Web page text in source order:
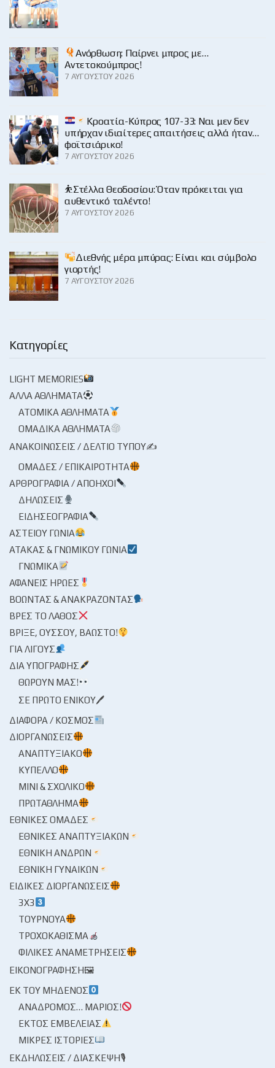
Ανόρθωση: Παίρνει μπρος με…
Αντετοκούμπρος!
7 ΑΥΓΟΎΣΤΟΥ 2026
Κροατία-Κύπρος 107-33: Ναι μεν δεν
υπήρχαν ιδιαίτερες απαιτήσεις αλλά ήταν…
φοϊτσιάρικο!
7 ΑΥΓΟΎΣΤΟΥ 2026
⛹️Στέλλα Θεοδοσίου: Όταν πρόκειται για
αυθεντικό ταλέντο!
7 ΑΥΓΟΎΣΤΟΥ 2026
Διεθνής μέρα μπύρας: Είναι και σύμβολο
γιορτής!
7 ΑΥΓΟΎΣΤΟΥ 2026
Κατηγορίες
LIGHT MEMORIES
ΆΛΛΑ ΑΘΛΉΜΑΤΑ
ΑΤΟΜΙΚΆ ΑΘΛΉΜΑΤΑ
ΟΜΑΔΙΚΆ ΑΘΛΉΜΑΤΑ
ΑΝΑΚΟΙΝΏΣΕΙΣ / ΔΕΛΤΊΟ ΤΎΠΟΥ✍
ΟΜΆΔΕΣ / ΕΠΙΚΑΙΡΌΤΗΤΑ
ΑΡΘΡΟΓΡΑΦΊΑ / ΑΠΌΗΧΟΙ
ΔΗΛΏΣΕΙΣ
ΕΙΔΗΣΕΟΓΡΑΦΊΑ
ΑΣΤΕΊΟΥ ΓΩΝΊΑ
ΑΤΆΚΑΣ & ΓΝΩΜΙΚΟΎ ΓΩΝΊΑ
ΓΝΩΜΙΚΆ
ΑΦΑΝΕΊΣ ΉΡΩΕΣ
ΒΟΏΝΤΑΣ & ΑΝΑΚΡΆΖΟΝΤΑΣ
ΒΡΕΣ ΤΟ ΛΆΘΟΣ
ΒΡΊΞΕ, ΟΎΣΣΟΥ, ΒΆΩΣΤΟ!
ΓΙΑ ΛΊΓΟΥΣ
ΔΙΑ ΥΠΟΓΡΑΦΉΣ
ΘΩΡΟΎΝ ΜΑΣ!
ΣΕ ΠΡΏΤΟ ΕΝΙΚΟΎ🖊
ΔΙΆΦΟΡΑ / ΚΌΣΜΟΣ
ΔΙΟΡΓΑΝΏΣΕΙΣ
ΑΝΑΠΤΥΞΙΑΚΌ
ΚΎΠΕΛΛΟ
ΜΊΝΙ & ΣΧΟΛΙΚΌ
ΠΡΩΤΆΘΛΗΜΑ
ΕΘΝΙΚΈΣ ΟΜΆΔΕΣ
ΕΘΝΙΚΈΣ ΑΝΑΠΤΥΞΙΑΚΏΝ
ΕΘΝΙΚΉ ΑΝΔΡΏΝ
ΕΘΝΙΚΉ ΓΥΝΑΙΚΏΝ
ΕΙΔΙΚΈΣ ΔΙΟΡΓΑΝΏΣΕΙΣ
3X3
ΤΟΥΡΝΟΥΆ
ΤΡΟΧΟΚΆΘΙΣΜΑ
ΦΙΛΙΚΈΣ ΑΝΑΜΕΤΡΉΣΕΙΣ
ΕΙΚΟΝΟΓΡΆΦΗΣΗ🖼
ΕΚ ΤΟΥ ΜΗΔΕΝΌΣ
ΑΝΆΔΡΟΜΟΣ… ΜΆΡΙΟΣ!
ΕΚΤΌΣ ΕΜΒΈΛΕΙΑΣ
ΜΙΚΡΈΣ ΙΣΤΟΡΊΕΣ
ΕΚΔΗΛΏΣΕΙΣ / ΔΙΆΣΚΕΨΗ🎙